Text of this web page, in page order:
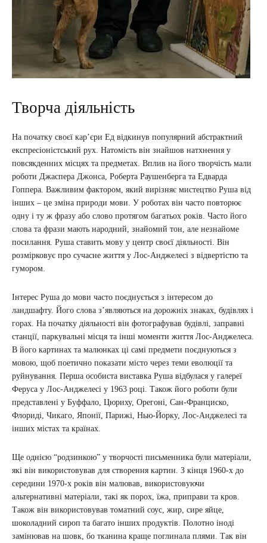
Творча діяльність
На початку своєї карʼєри Ед відкинув популярний абстрактний
експресіоністський рух. Натомість він знайшов натхнення у
повсякденних місцях та предметах. Вплив на його творчість мали
роботи Джаспера Джонса, Роберта Раушенберга та Едварда
Гоппера. Важливим фактором, який вирізняє мистецтво Руша від
інших – це зміна природи мови. У роботах він часто повторює
одну і ту ж фразу або слово протягом багатьох років. Часто його
слова та фрази мають народний, знайомий тон, але незнайоме
посилання. Руша ставить мову у центр своєї діяльності. Він
розмірковує про сучасне життя у Лос-Анджелесі з відвертістю та
гумором.
Інтерес Руша до мови часто поєднується з інтересом до
ландшафту. Його слова зʼявляються на дорожніх знаках, будівлях і
горах. На початку діяльності він фотографував будівлі, заправні
станції, паркувальні місця та інші моменти життя Лос-Анджелеса.
В його картинах та малюнках ці самі предмети поєднуються з
мовою, щоб поетично показати місто через теми еволюції та
руйнування. Перша особиста виставка Руша відбулася у галереї
Феруса у Лос-Анджелесі у 1963 році. Також його роботи були
представлені у Буффало, Цюриху, Орегоні, Сан-Франциско,
Флориді, Чикаго, Японії, Парижі, Нью-Йорку, Лос-Анджелесі та
інших містах та країнах.
Ще однією “родзинкою” у творчості письменника були матеріали,
які він використовував для створення картин. З кінця 1960-х до
середини 1970-х років він малював, використовуючи
альтернативні матеріали, такі як порох, їжа, приправи та кров.
Також він використовував томатний соус, жир, сире яйце,
шоколадний сироп та багато інших продуктів. Полотно іноді
замінював на шовк, бо тканина краще поглинала плями. Так він